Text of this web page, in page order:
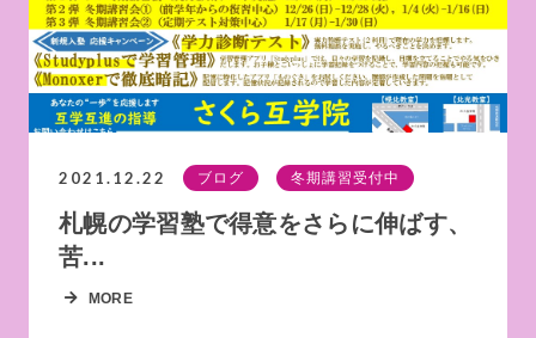
2021.12.22 ブログ 冬期講習受付中
札幌の学習塾で得意をさらに伸ばす、
苦...
MORE